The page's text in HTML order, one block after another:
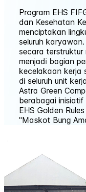
Program EHS
dan Kesehatan
menciptakan
seluruh
secara terstruktur
menjadi bagian
kecelakaan kerja
di seluruh unit
Astra Green
berabagai inisiatif
EHS Golden
"Maskot Bung